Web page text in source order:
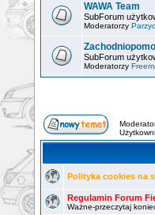
WAWA Team
SubForum
Moderatorzy
SubForum
Moderatorzy
Polityka cookies na
Regulamin Forum
Ważne-przeczytaj